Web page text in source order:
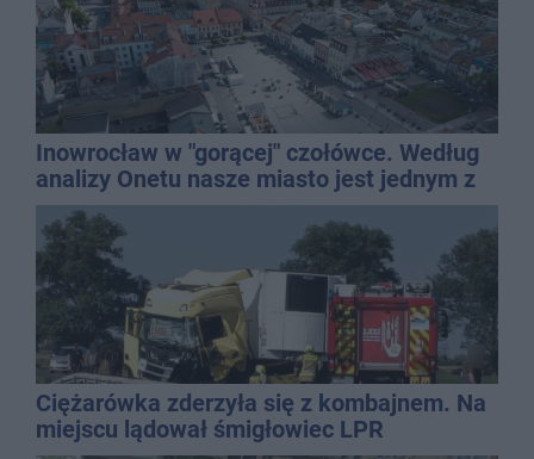
Inowrocław w "gorącej" czołówce. Według
analizy Onetu nasze miasto jest jednym z
najbardziej narażonych na upały
Ciężarówka zderzyła się z kombajnem. Na
miejscu lądował śmigłowiec LPR